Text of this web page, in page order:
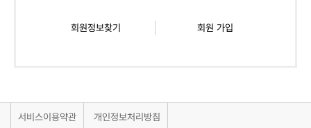
회원정보찾기 회원 가입
서비스이용약관 개인정보처리방침